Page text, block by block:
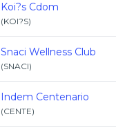
Koi?s Cdom
(KOI?S)
Snaci Wellness Club
(SNACI)
Indem Centenario
(CENTE)